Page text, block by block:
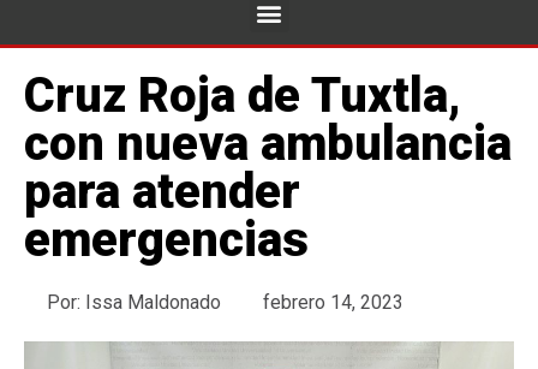
Cruz Roja de Tuxtla,
con nueva ambulancia
para atender
emergencias
Por: Issa Maldonado febrero 14, 2023